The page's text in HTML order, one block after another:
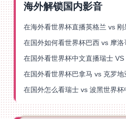
海外解锁国内影音